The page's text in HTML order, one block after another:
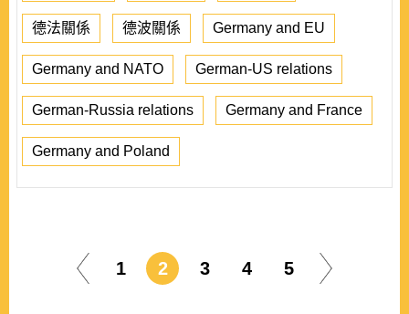
德法關係 德波關係 Germany and EU
Germany and NATO German-US relations
German-Russia relations Germany and France
Germany and Poland
1 2 3 4 5